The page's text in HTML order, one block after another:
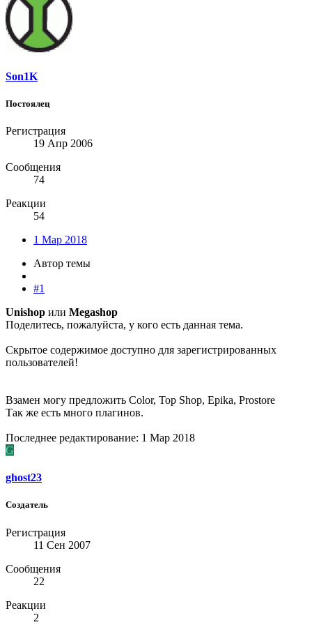
Son1K
Постоялец
Регистрация
19 Апр 2006
Сообщения
74
Реакции
54
1 Мар 2018
Автор темы
#1
Unishop или Megashop
Поделитесь, пожалуйста, у кого есть данная тема.
Скрытое содержимое доступно для зарегистрированных
пользователей!
Взамен могу предложить Color, Top Shop, Epika, Prostore
Так же есть много плагинов.
Последнее редактирование: 1 Мар 2018
G
ghost23
Создатель
Регистрация
11 Сен 2007
Сообщения
22
Реакции
2